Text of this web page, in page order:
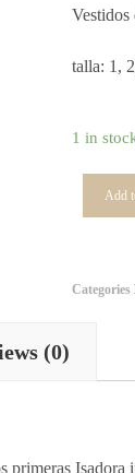
Vestidos
talla: 1,
1 in
Add
Categories
(0)